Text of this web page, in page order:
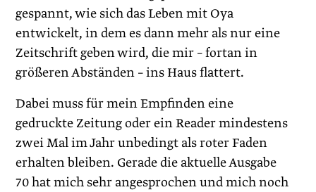
gespannt, wie sich das Leben mit Oya
entwickelt, in dem es dann mehr als nur eine
Zeitschrift geben wird, die mir – fortan in
größeren Abständen – ins Haus flattert.
Dabei muss für mein Empfinden eine
gedruckte Zeitung oder ein Reader mindestens
zwei Mal im Jahr unbedingt als roter Faden
erhalten bleiben. Gerade die aktuelle Ausgabe
70 hat mich sehr angesprochen und mich noch